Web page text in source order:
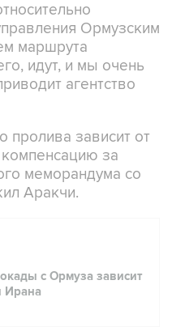
Ормузским
маршрута
идут, и мы очень
агентство
пролива зависит от
за
меморандума со
Аракчи.
с Ормуза зависит
Ирана